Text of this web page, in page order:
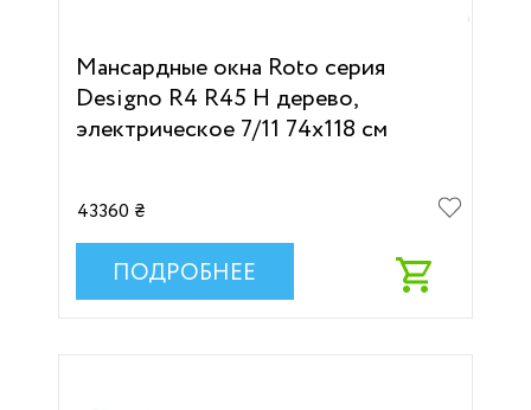
Мансардные окна Roto серия
Designo R4 R45 H дерево,
электрическое 7/11 74х118 см
43360 ₴
ПОДРОБНЕЕ